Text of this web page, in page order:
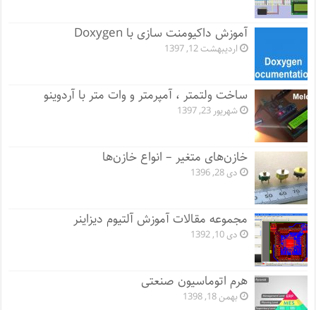
آموزش داکیومنت سازی با Doxygen
اردیبهشت 12, 1397
ساخت ولتمتر ، آمپرمتر و وات متر با آردوینو
شهریور 23, 1397
خازن‌های متغیر – انواع خازن‌ها
دی 28, 1396
مجموعه مقالات آموزش آلتیوم دیزاینر
دی 10, 1392
هرم اتوماسیون صنعتی
بهمن 18, 1398